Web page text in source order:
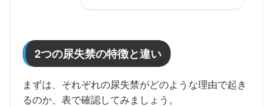
2つの尿失禁の特徴と違い
まずは、それぞれの尿失禁がどのような理由で起き
るのか、表で確認してみましょう。